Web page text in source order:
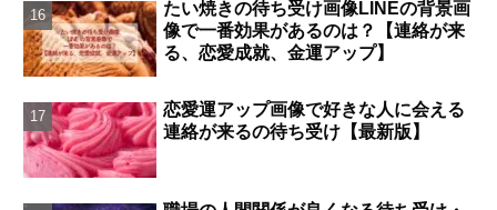
たい焼きの待ち受け画像LINEの背景画
像で一番効果があるのは？【連絡が来
る、恋愛成就、金運アップ】
恋愛運アップ画像で好きな人に会える
連絡が来るの待ち受け【最新版】